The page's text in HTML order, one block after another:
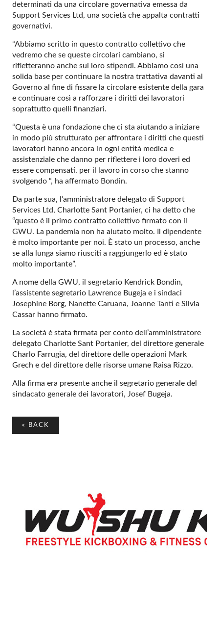
determinati da una circolare governativa emessa da
Support Services Ltd, una società che appalta contratti
governativi.
“Abbiamo scritto in questo contratto collettivo che
vedremo che se queste circolari cambiano, si
rifletteranno anche sui loro stipendi. Abbiamo così una
solida base per continuare la nostra trattativa davanti al
Governo al fine di fissare la circolare esistente della gara
e continuare così a rafforzare i diritti dei lavoratori
soprattutto quelli finanziari.
“Questa è una fondazione che ci sta aiutando a iniziare
in modo più strutturato per affrontare i diritti che questi
lavoratori hanno ancora in ogni entità medica e
assistenziale che danno per riflettere i loro doveri ed
essere compensati. per il lavoro in corso che stanno
svolgendo “, ha affermato Bondin.
Da parte sua, l’amministratore delegato di Support
Services Ltd, Charlotte Sant Portanier, ci ha detto che
“questo è il primo contratto collettivo firmato con il
GWU. La pandemia non ha aiutato molto. Il dipendente
è molto importante per noi. È stato un processo, anche
se alla lunga siamo riusciti a raggiungerlo ed è stato
molto importante”.
A nome della GWU, il segretario Kendrick Bondin,
l’assistente segretario Lawrence Bugeja e i sindaci
Josephine Borg, Nanette Caruana, Joanne Tanti e Silvia
Cassar hanno firmato.
La società è stata firmata per conto dell’amministratore
delegato Charlotte Sant Portanier, del direttore generale
Charlo Farrugia, del direttore delle operazioni Mark
Grech e del direttore delle risorse umane Raisa Rizzo.
Alla firma era presente anche il segretario generale del
sindacato generale dei lavoratori, Josef Bugeja.
« BACK